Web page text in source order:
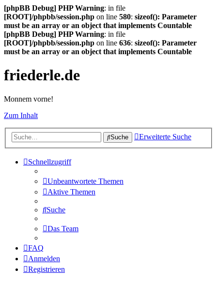
[phpBB Debug] PHP Warning: in file
[ROOT]/phpbb/session.php on line 580: sizeof(): Parameter
must be an array or an object that implements Countable
[phpBB Debug] PHP Warning: in file
[ROOT]/phpbb/session.php on line 636: sizeof(): Parameter
must be an array or an object that implements Countable
friederle.de
Monnem vorne!
Zum Inhalt
Suche Erweiterte Suche
Schnellzugriff
Unbeantwortete Themen
Aktive Themen
Suche
Das Team
FAQ
Anmelden
Registrieren